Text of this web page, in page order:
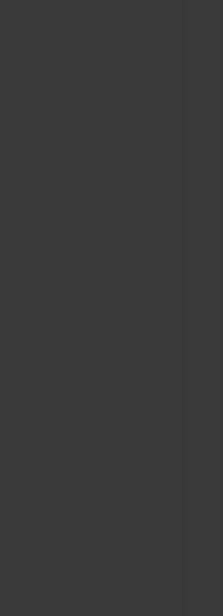
السواحل الليبية. الصورة من حساب
على تويتر
على شراء هذه
مقابل عبورهم، لكن
توضح لوسيل
الهواتف وتنكسر أثناء
المساعدة، لكن
من النادر رؤية
أثناء عمليات
قبل إنقاذه. توضح
هاتف يعمل
جوعا وعطشا على
الناجين من قبل
غينييه "غالبا ما
وعائلاتهم هي من